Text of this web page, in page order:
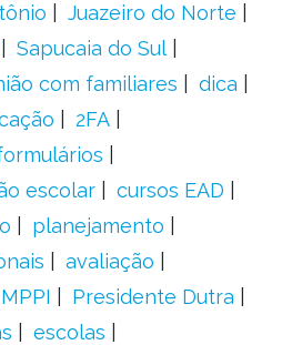
Juazeiro do Norte
Sapucaia do Sul
com familiares
dica
2FA
escolar
cursos EAD
planejamento
avaliação
MPPI
Presidente Dutra
escolas